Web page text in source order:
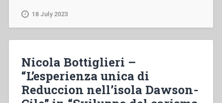
publisher”
in
“Don
Bosco’s
18 July 2023
Nicola Bottiglieri –
“L’esperienza unica di
Reduccion nell’isola Dawson-